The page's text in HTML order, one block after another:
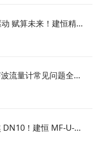
【561期】AI驱动 赋算未来！建恒精彩亮相DIDC2025展会 ！
【560期】超声波流量计常见问题全解析！信号低、无流速？看完这篇全搞定
【559期】聚焦 DN10！建恒 MF-U-CL 超声波微流量计，液冷、清洗等场景专属测流方案